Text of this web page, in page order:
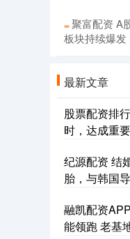
聚富配资 A
板块持续爆发
最新文章
股票配资排
时，达成重
纪源配资 结
胎，与韩国
融凯配资
能领跑 老基